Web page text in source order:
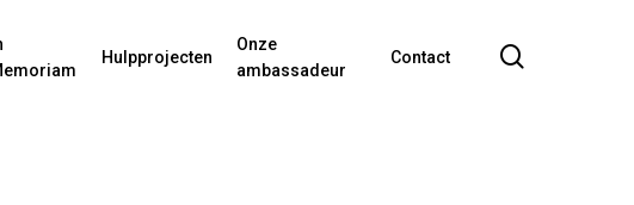
Hulpprojecten
Onze
ambassadeur
Contact